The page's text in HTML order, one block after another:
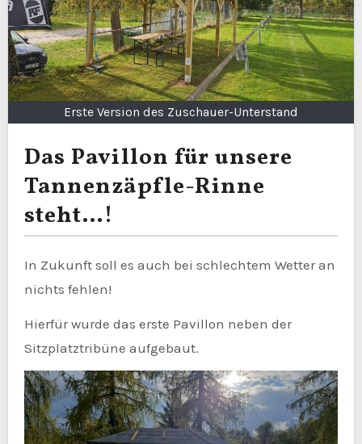
Erste Version des Zuschauer-Unterstand
Das Pavillon für unsere
Tannenzäpfle-Rinne
steht…!
In Zukunft soll es auch bei schlechtem Wetter an
nichts fehlen!
Hierfür wurde das erste Pavillon neben der
Sitzplatztribüne aufgebaut.